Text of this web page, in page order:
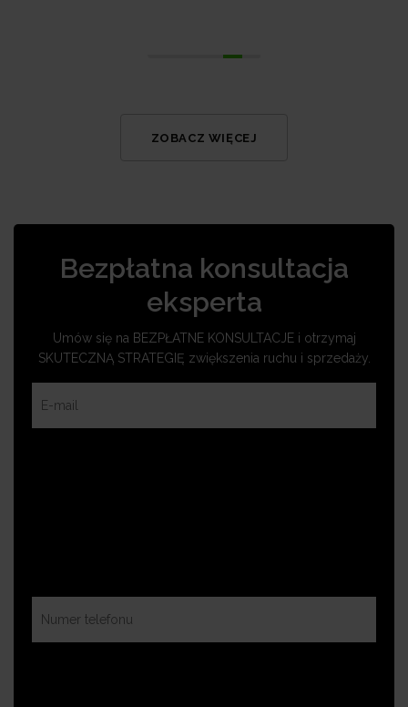
ZOBACZ WIĘCEJ
Bezpłatna konsultacja
eksperta
Umów się na BEZPŁATNE KONSULTACJE i otrzymaj
SKUTECZNĄ STRATEGIĘ zwiększenia ruchu i sprzedaży.